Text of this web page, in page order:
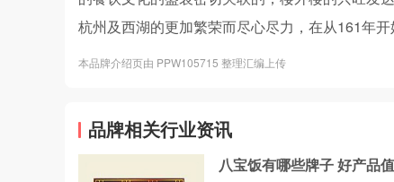
杭州及西湖的更加繁荣而尽心尽力，在从161年
本品牌介绍页由 PPW105715 整理汇编上传
品牌相关行业资讯
八宝饭有哪些牌子 好产品